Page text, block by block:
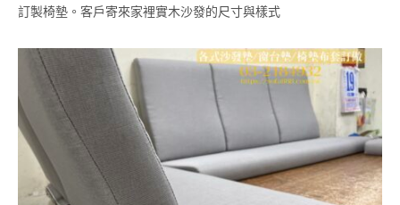
訂製椅墊。客戶寄來家裡實木沙發的尺寸與樣式